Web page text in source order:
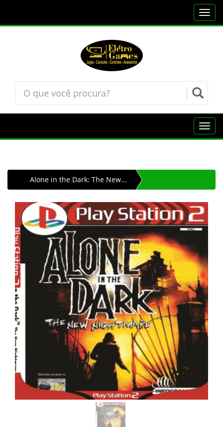
Alone in the Dark: The New...